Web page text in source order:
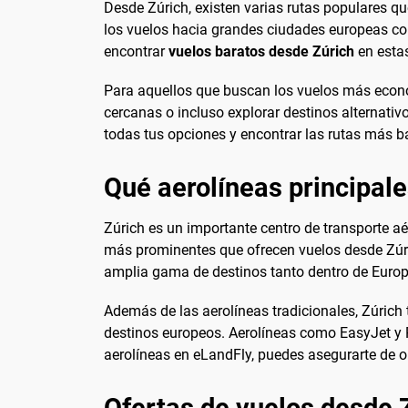
Desde Zúrich, existen varias rutas populares
los vuelos hacia grandes ciudades europeas
encontrarvuelos baratos desde Zúrich en
Para aquellos que buscan los vuelos más
cercanas o incluso explorar destinos
todas tus opciones y encontrar las rutas más
Qué aerolíneas
Zúrich es un importante centro de transporte
más prominentes que ofrecen vuelos desde
amplia gama de destinos tanto dentro de
Además de las aerolíneas tradicionales,
destinos europeos. Aerolíneas como EasyJet
aerolíneas en eLandFly, puedes asegurarte de